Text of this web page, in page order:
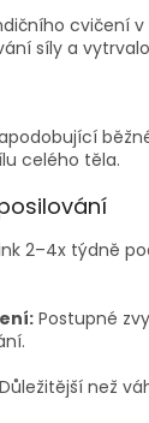
cvičení v
síly a
celého těla.
2–4x týdně
Postupné
Důležitější než